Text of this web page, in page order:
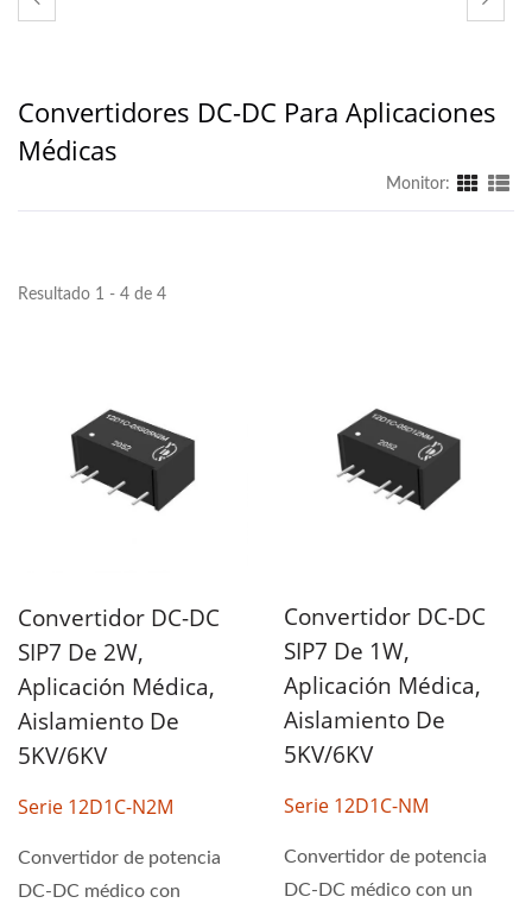
Convertidores DC-DC Para Aplicaciones
Médicas
Monitor:
Resultado 1 - 4 de 4
Convertidor DC-DC
SIP7 De 2W,
Aplicación Médica,
Aislamiento De
5KV/6KV
Serie 12D1C-N2M
Convertidor de potencia
DC-DC médico con
Convertidor DC-DC
SIP7 De 1W,
Aplicación Médica,
Aislamiento De
5KV/6KV
Serie 12D1C-NM
Convertidor de potencia
DC-DC médico con un